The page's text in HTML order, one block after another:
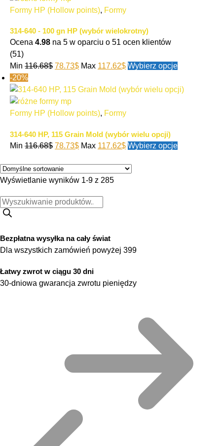
Formy HP (Hollow points), Formy
314-640 - 100 gn HP (wybór wielokrotny)
Ocena 4.98 na 5 w oparciu o 51 ocen klientów
(51)
Min 116.68$ 78.73$ Max 117.62$ Wybierz opcje
-20%
Formy HP (Hollow points), Formy
314-640 HP, 115 Grain Mold (wybór wielu opcji)
Min 116.68$ 78.73$ Max 117.62$ Wybierz opcje
Wyświetlanie wyników 1-9 z 285
Bezpłatna wysyłka na cały świat
Dla wszystkich zamówień powyżej 399
Łatwy zwrot w ciągu 30 dni
30-dniowa gwarancja zwrotu pieniędzy